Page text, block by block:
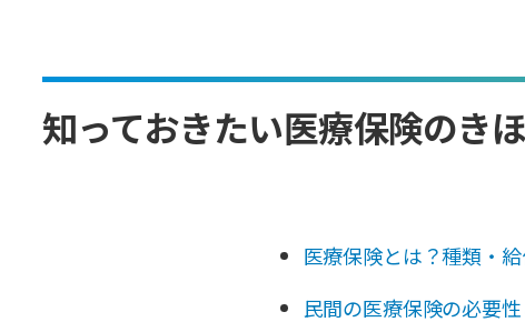
知っておきたい医療保険のき
医療保険とは？種類・
民間の医療保険の必要